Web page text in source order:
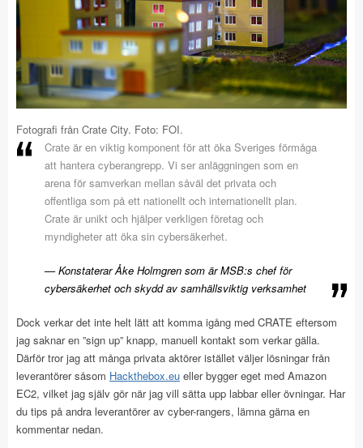
Fotografi från Crate City. Foto: FOI.
Crate är en viktig komponent för att öka Sveriges förmåga
att hantera cyberangrepp. Vi ser anläggningen som en
arena för samverkan mellan såväl det privata och
offentliga som på ett nationellt och internationellt plan.
Crate är unikt och hjälper verkligen företag och
myndigheter att öka sin cybersäkerhet.
Konstaterar Åke Holmgren som är MSB:s chef för
cybersäkerhet och skydd av samhällsviktig verksamhet
Dock verkar det inte helt lätt att komma igång med CRATE eftersom
jag saknar en ”sign up” knapp, manuell kontakt som verkar gälla.
Därför tror jag att många privata aktörer istället väljer lösningar från
leverantörer såsom Hackthebox.eu eller bygger eget med Amazon
EC2, vilket jag själv gör när jag vill sätta upp labbar eller övningar. Har
du tips på andra leverantörer av cyber-rangers, lämna gärna en
kommentar nedan.